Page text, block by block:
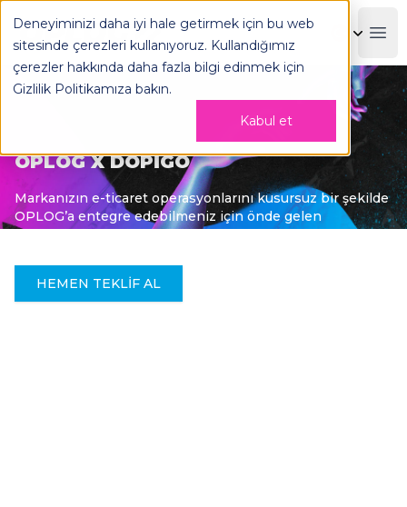
Deneyiminizi daha iyi hale getirmek için bu web
sitesinde çerezleri kullanıyoruz. Kullandığımız
çerezler hakkında daha fazla bilgi edinmek için
Gizlilik Politikamıza bakın.
Kabul et
OPLOG
OPLOG X DOPIGO
Markanızın e-ticaret operasyonlarını kusursuz bir şekilde
OPLOG’a entegre edebilmeniz için önde gelen
entegratör firmalarla çalışıyoruz.
HEMEN TEKLIF AL